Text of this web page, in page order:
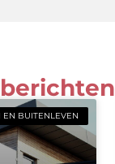
EN BUITENLEVEN